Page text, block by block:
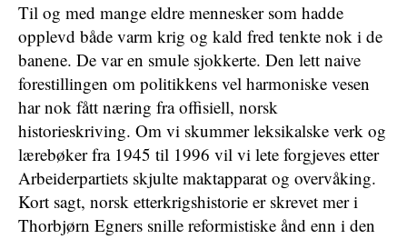
Til og med mange eldre mennesker som hadde
opplevd både varm krig og kald fred tenkte nok i de
banene. De var en smule sjokkerte. Den lett naive
forestillingen om politikkens vel harmoniske vesen
har nok fått næring fra offisiell, norsk
historieskriving. Om vi skummer leksikalske verk og
lærebøker fra 1945 til 1996 vil vi lete forgjeves etter
Arbeiderpartiets skjulte maktapparat og overvåking.
Kort sagt, norsk etterkrigshistorie er skrevet mer i
Thorbjørn Egners snille reformistiske ånd enn i den